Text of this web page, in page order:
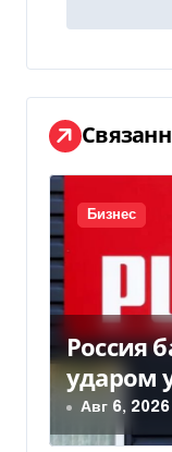
и
г
а
ц
и
я
о
з
а
Бизнес
Россия
ударом
Авг 6, 2026